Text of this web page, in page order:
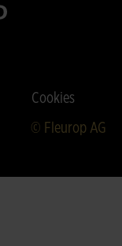
Cookies
© Fleurop AG